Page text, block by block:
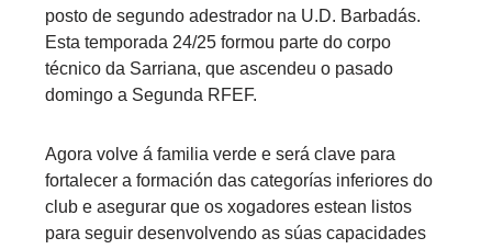
posto de segundo adestrador na U.D. Barbadás.
Esta temporada 24/25 formou parte do corpo
técnico da Sarriana, que ascendeu o pasado
domingo a Segunda RFEF.
Agora volve á familia verde e será clave para
fortalecer a formación das categorías inferiores do
club e asegurar que os xogadores estean listos
para seguir desenvolvendo as súas capacidades